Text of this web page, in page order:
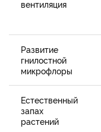
вентиляция
Развитие
гнилостной
микрофлоры
Естественный
запах
растений